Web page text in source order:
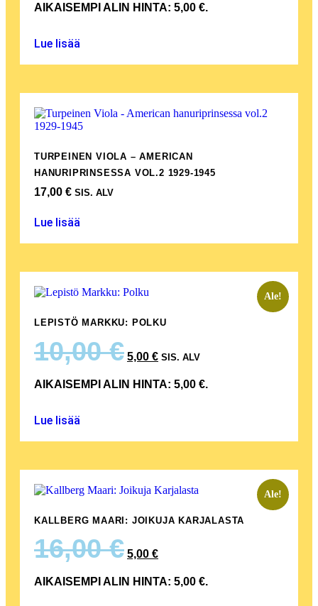
AIKAISEMPI ALIN HINTA: 5,00 €.
Lue lisää
TURPEINEN VIOLA – AMERICAN
HANURIPRINSESSA VOL.2 1929-1945
17,00 € SIS. ALV
Lue lisää
Ale!
LEPISTÖ MARKKU: POLKU
10,00€ 5,00 € SIS. ALV
AIKAISEMPI ALIN HINTA: 5,00 €.
Lue lisää
Ale!
KALLBERG MAARI: JOIKUJA KARJALASTA
16,00€ 5,00 €
AIKAISEMPI ALIN HINTA: 5,00 €.